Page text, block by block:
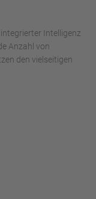
integrierter Intelligenz
Anzahl von
den vielseitigen